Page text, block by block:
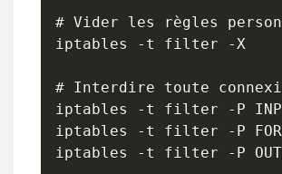
# Vider les règles
iptables -t filter -X
# Interdire toute
iptables -t filter -P
iptables -t filter -P
iptables -t filter -P